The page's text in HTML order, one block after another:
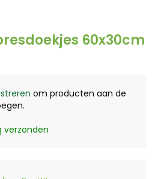
60x30cm
om producten aan de
verzonden